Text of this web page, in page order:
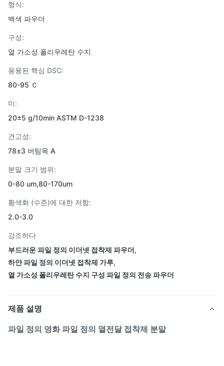
형식:
백색 파우더
구성:
열 가소성 폴리우레탄 수지
용융된 핵심 DSC:
80-95 Ｃ
미:
20±5 g/10min ASTM D-1238
견고성:
78±3 버팀목 A
분말 크기 범위:
0-80 um,80-170um
황색화 (수준)에 대한 저항:
2.0-3.0
강조하다
부드러운 파일 정의 이더넷 접착제 파우더,
하얀 파일 정의 이더넷 접착제 가루,
열 가소성 폴리우레탄 수지 구성 파일 정의 전송 파우더
제품 설명
파일 정의 영화 파일 정의 열전달 접착제 분말